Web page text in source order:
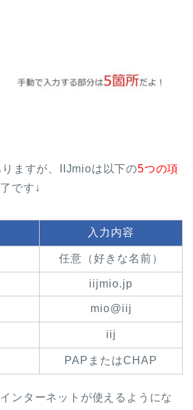
ますが、IIJmioは以下の5つの項
です↓
入力内容
任意（好きな名前）
iijmio.jp
mio@iij
iij
PAPまたはCHAP
ンターネットが使えるようにな